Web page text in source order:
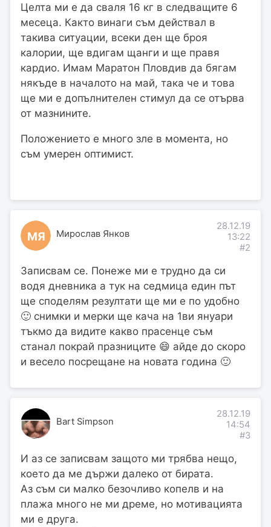
Целта ми е да сваля 16 кг в следващите 6
месеца. Както винаги съм действал в
такива ситуации, всеки ден ще броя
калории, ще вдигам щанги и ще правя
кардио. Имам Маратон Пловдив да бягам
някъде в началото на май, така че и това
ще ми е допълнителен стимул да се отърва
от мазнините.
Положението е много зле в момента, но
съм умерен оптимист.
МЯ Мирослав Янков
28.12.19
13:22
#2
Записвам се. Понеже ми е трудно да си
водя дневника а тук на седмица един път
ще споделям резултати ще ми е по удобно
🙂 снимки и мерки ще кача на 1ви януари
тъкмо да видите какво прасенце съм
станал покрай празниците 😄 айде до скоро
и весело посрещане на новата година 🙂
Bart Simpson
28.12.19
14:54
#3
И аз се записвам защото ми трябва нещо,
което да ме държи далеко от бирата.
Аз съм си малко безочливо копелв и на
плажа много не ми дреме, но мотивацията
ми е друга.